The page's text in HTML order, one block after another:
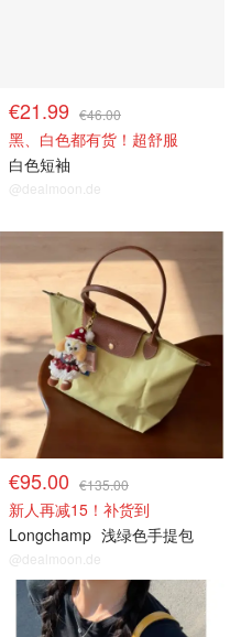
€21.99 €46.00
黑、白色都有货！超舒服
白色短袖
@dealmoon.de
€95.00 €135.00
新人再减15！补货到
Longchamp 浅绿色手提包
@dealmoon.de